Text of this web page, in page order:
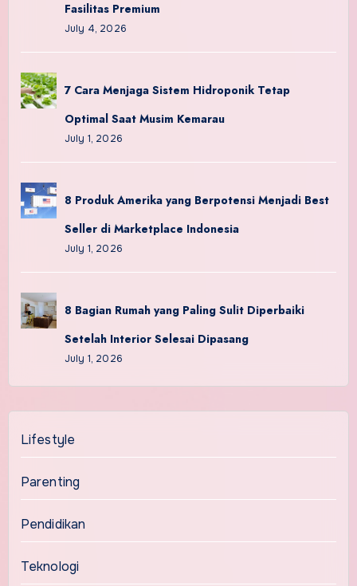
Fasilitas Premium
July 4, 2026
7 Cara Menjaga Sistem Hidroponik Tetap
Optimal Saat Musim Kemarau
July 1, 2026
8 Produk Amerika yang Berpotensi Menjadi Best
Seller di Marketplace Indonesia
July 1, 2026
8 Bagian Rumah yang Paling Sulit Diperbaiki
Setelah Interior Selesai Dipasang
July 1, 2026
Lifestyle
Parenting
Pendidikan
Teknologi